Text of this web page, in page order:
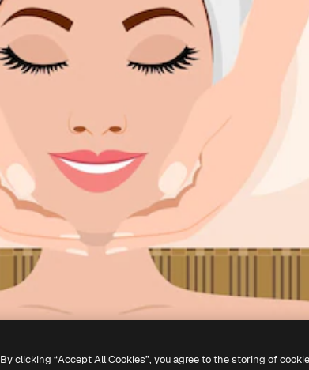
By clicking “Accept All Cookies”, you agree to the storing of